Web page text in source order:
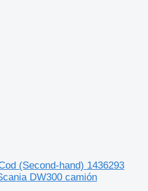
(Second-hand) 1436293
DW300 camión